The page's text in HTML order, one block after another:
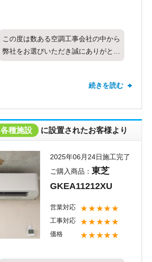
この度は数ある空調工事会社の中から
弊社をお選びいただき誠にありがとう
ございます。今回は東芝製の壁掛形・
頂きました。対応や価格など、すべて
す。これからもすべてのお客様にご満
足頂けるよう、迅速かつ丁寧な対応を
心がけて参りたいと思います。新しく
お取り付けしたエアコンは快適にご使
用頂けてますでしょうか？弊社ではお
取り付けしたエアコンのアフターメン
テナンスやクリーニングなども承って
おります。今後お使い頂く中で何か気
になることやお困りごとがございまし
たらお気軽にご相談ください。すぐに
続きを読む
各種施設 に設置されたお客様より
2025年06月24日施工完了
ご購入商品： 東芝
GKEA11212XU
営業対応 ★★★★★
工事対応 ★★★★★
価格 ★★★★★